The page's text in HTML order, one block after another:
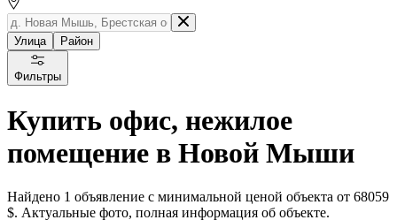
Улица Район
Фильтры
Купить офис, нежилое
помещение в Новой Мыши
Найдено 1 объявление с минимальной ценой объекта от 68059
$. Актуальные фото, полная информация об объекте.